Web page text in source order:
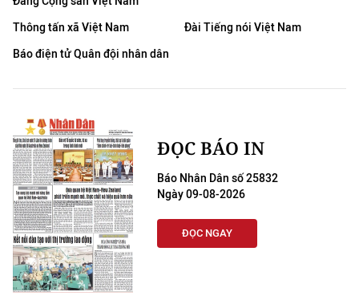
Thông tấn xã Việt Nam
Đài Tiếng nói Việt Nam
Báo điện tử Quân đội nhân dân
ĐỌC BÁO IN
Báo Nhân Dân số 25832
Ngày 09-08-2026
ĐỌC NGAY